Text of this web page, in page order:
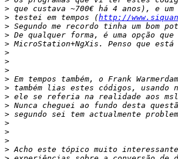
>
> testei em tempos (http://
>
>
>
>
>
>
>
>
>
>
>
>
>
>
>